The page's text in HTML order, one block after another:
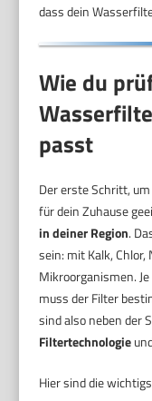
dass dein
Wie du
passt
Der erste Schritt,
für dein Zuhause
in deiner Region.
sein: mit Kalk,
Mikroorganismen.
muss der Filter
sind also neben der
Filtertechnologie
Hier sind die